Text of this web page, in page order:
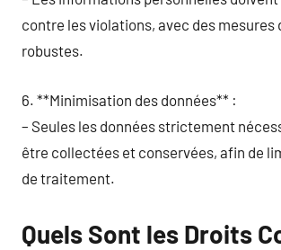
contre les violations, avec des mesures
robustes.
6. **Minimisation des données** :
– Seules les données strictement
être collectées et conservées, afin de
de traitement.
Quels Sont les Droits